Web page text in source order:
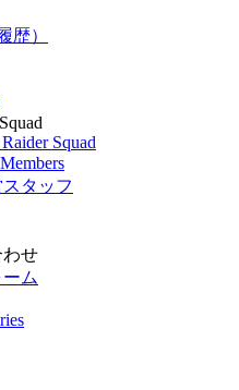
歴）
Squad
タッフ
せ
ム